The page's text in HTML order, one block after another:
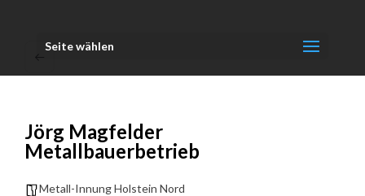
Seite wählen
Jörg Magfelder
Metallbauerbetrieb
Metall-Innung Holstein Nord